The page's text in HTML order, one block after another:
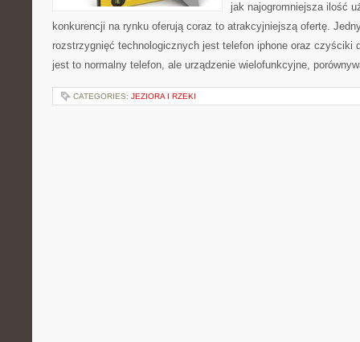
jak najogromniejsza ilość
konkurencji na rynku oferują coraz to atrakcyjniejszą ofertę.
rozstrzygnięć technologicznych jest telefon iphone oraz czyściki
jest to normalny telefon, ale urządzenie wielofunkcyjne,
CATEGORIES: JEZIORA I RZEKI